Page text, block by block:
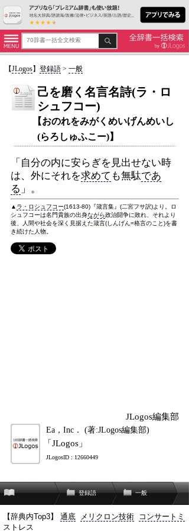
【JLogos】 登録語> 一般
己を磨く名言名詩(ラ・ロ
シュフコー)
【おのれをみがくめいげんめいし
(らろしゅふこー)】
「自分の内に安らぎを見出せない時
は、外にそれを求めて も無駄であ
る 」。
▲ ラ・ロシュフコー(1613-80)『箴言集』(二宮フサ訳)より。ロ
シュフコーは名門貴族の出身ながら政治闘争に敗れ、それより
後、人間や社会を深く見据えた箴言(しんげん=格言のこと)を書
き続けた人物。
JLogos編集部
Ea，Inc． (著:JLogos編集部)
「JLogos」
JLogosID : 12660449
登録語 一般
【辞典内Top3】 通底 メリクロン技術
コンサートミ
ストレス